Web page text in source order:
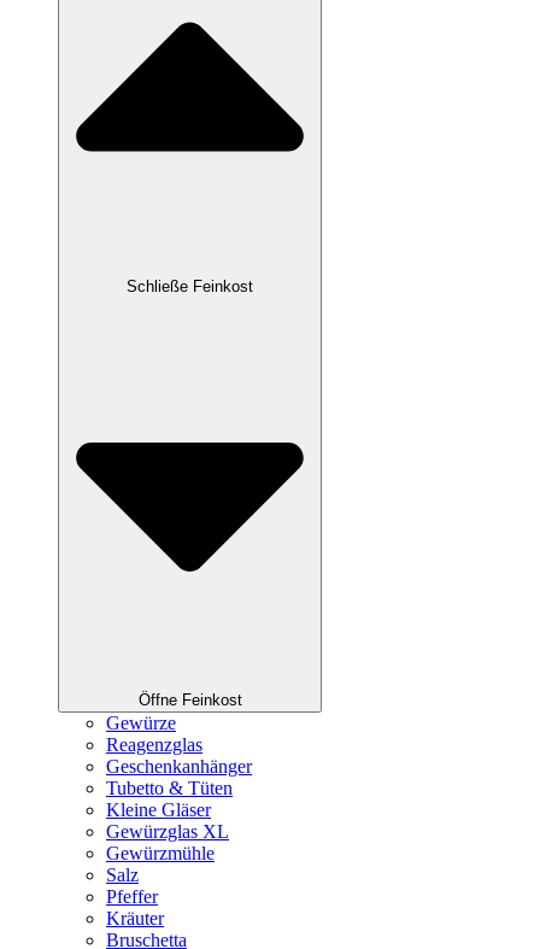
Schließe Feinkost
Öffne Feinkost
Gewürze
Reagenzglas
Geschenkanhänger
Tubetto & Tüten
Kleine Gläser
Gewürzglas XL
Gewürzmühle
Salz
Pfeffer
Kräuter
Bruschetta